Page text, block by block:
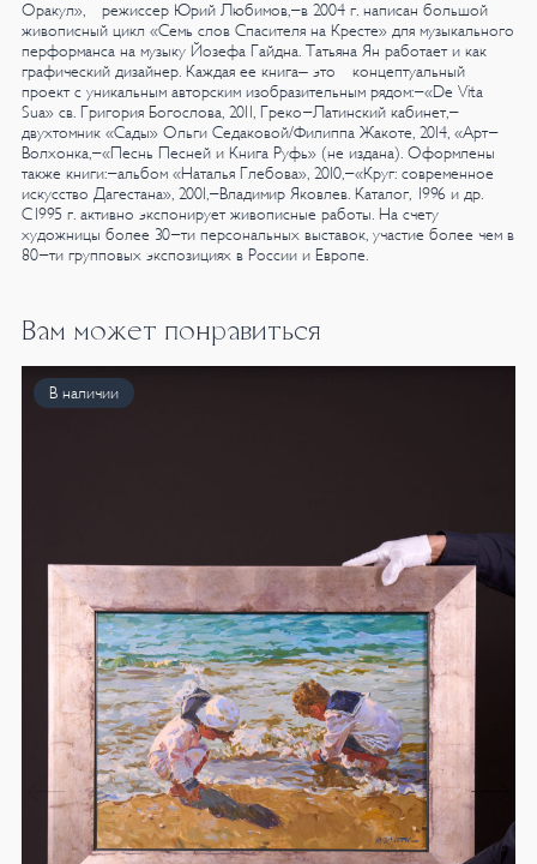
Оракул», режиссер Юрий Любимов,-в 2004 г. написан большой
живописный цикл «Семь слов Спасителя на Кресте» для музыкального
перформанса на музыку Йозефа Гайдна. Татьяна Ян работает и как
графический дизайнер. Каждая ее книга– это концептуальный
проект с уникальным авторским изобразительным рядом:-«De Vita
Sua» св. Григория Богослова, 2011, Греко-Латинский кабинет,-
двухтомник «Сады» Ольги Седаковой/Филиппа Жакоте, 2014, «Арт-
Волхонка,-«Песнь Песней и Книга Руфь» (не издана). Оформлены
также книги:-альбом «Наталья Глебова», 2010,-«Круг: современное
искусство Дагестана», 2001,-Владимир Яковлев. Каталог, 1996 и др.
С1995 г. активно экспонирует живописные работы. На счету
художницы более 30-ти персональных выставок, участие более чем в
80-ти групповых экспозициях в России и Европе.
Вам может понравиться
В наличии